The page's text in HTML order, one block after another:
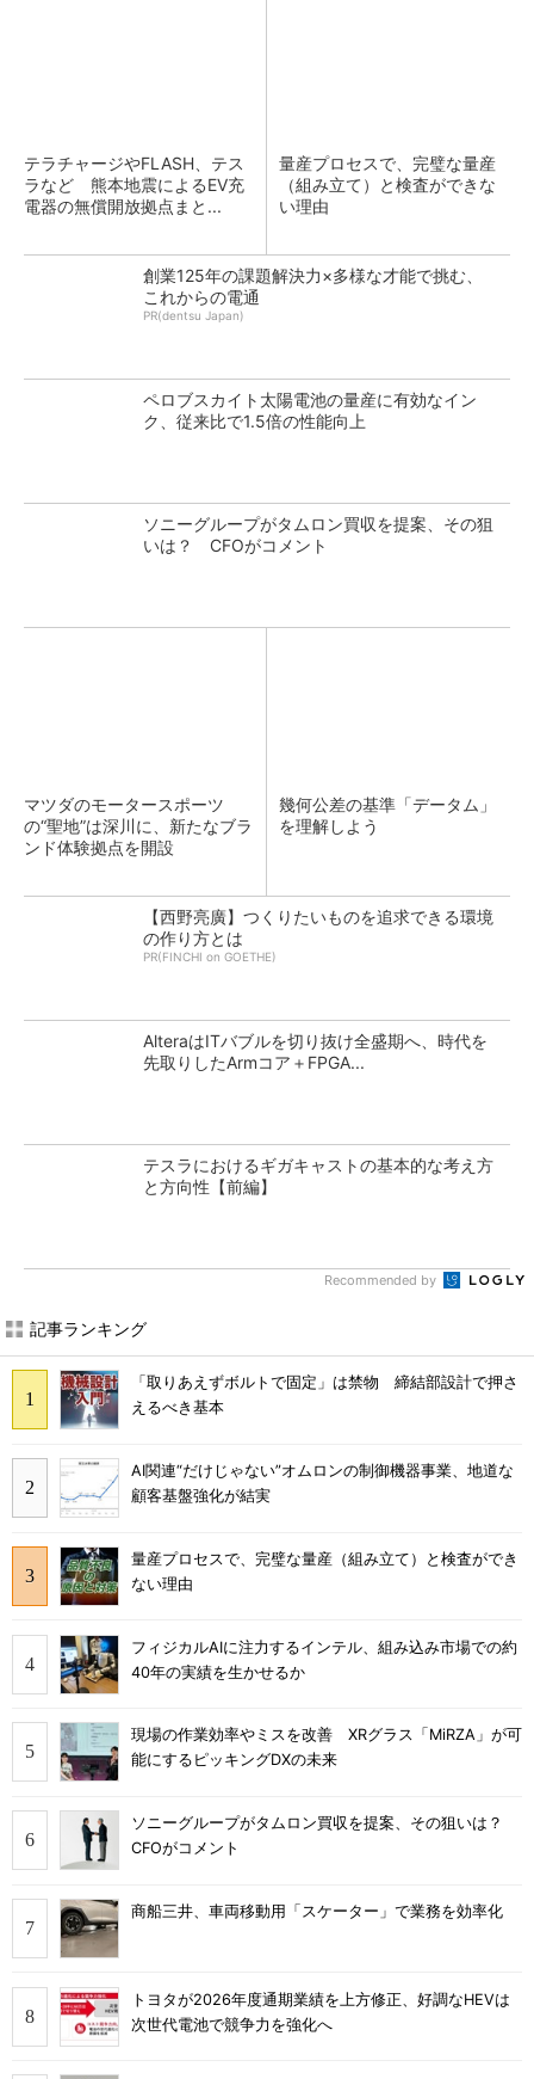
テラチャージやFLASH、テス
ラなど 熊本地震によるEV充
電器の無償開放拠点まと...
量産プロセスで、完璧な量産
（組み立て）と検査ができな
い理由
創業125年の課題解決力×多様な才能で挑む、
これからの電通
PR(dentsu Japan)
ペロブスカイト太陽電池の量産に有効なイン
ク、従来比で1.5倍の性能向上
ソニーグループがタムロン買収を提案、その狙
いは？ CFOがコメント
マツダのモータースポーツ
の“聖地”は深川に、新たなブラ
ンド体験拠点を開設
幾何公差の基準「データム」
を理解しよう
【西野亮廣】つくりたいものを追求できる環境
の作り方とは
PR(FINCHI on GOETHE)
AlteraはITバブルを切り抜け全盛期へ、時代を
先取りしたArmコア＋FPGA...
テスラにおけるギガキャストの基本的な考え方
と方向性【前編】
Recommended by
記事ランキング
「取りあえずボルトで固定」は禁物 締結部設計で押さ
えるべき基本
AI関連“だけじゃない”オムロンの制御機器事業、地道な
顧客基盤強化が結実
量産プロセスで、完璧な量産（組み立て）と検査ができ
ない理由
フィジカルAIに注力するインテル、組み込み市場での約
40年の実績を生かせるか
現場の作業効率やミスを改善 XRグラス「MiRZA」が可
能にするピッキングDXの未来
ソニーグループがタムロン買収を提案、その狙いは？
CFOがコメント
商船三井、車両移動用「スケーター」で業務を効率化
トヨタが2026年度通期業績を上方修正、好調なHEVは
次世代電池で競争力を強化へ